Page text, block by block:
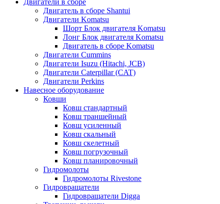
Двигатель в сборе Shantui
Двигатели Komatsu
Шорт Блок двигателя Komatsu
Лонг Блок двигателя Komatsu
Двигатель в сборе Komatsu
Двигатели Cummins
Двигатели Isuzu (Hitachi, JCB)
Двигатели Caterpillar (CAT)
Двигатели Perkins
Навесное оборудование
Ковши
Ковш стандартный
Ковш траншейный
Ковш усиленный
Ковш скальный
Ковш скелетный
Ковш погрузочный
Ковш планировочный
Гидромолоты
Гидромолоты Rivestone
Гидровращатели
Гидровращатели Digga